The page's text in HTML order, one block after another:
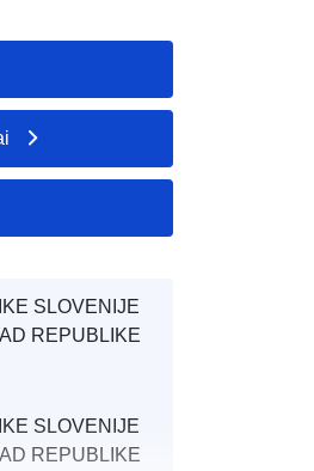
SLOVENIJE
REPUBLIKE
SLOVENIJE
REPUBLIKE